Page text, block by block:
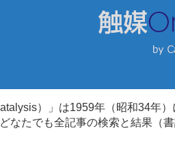
）」は1959年（昭和34年
なたでも全記事の検索と結果（